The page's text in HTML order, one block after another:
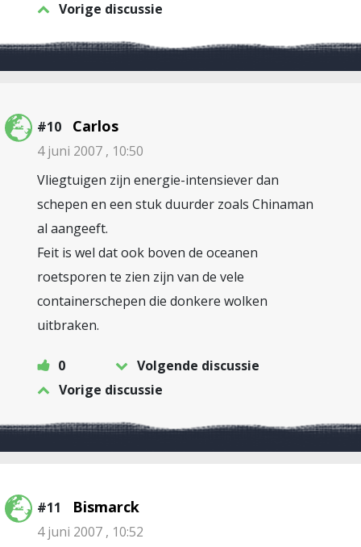
Vorige discussie
#10 Carlos
4 juni 2007 , 10:50
Vliegtuigen zijn energie-intensiever dan
schepen en een stuk duurder zoals Chinaman
al aangeeft.
Feit is wel dat ook boven de oceanen
roetsporen te zien zijn van de vele
containerschepen die donkere wolken
uitbraken.
0
Volgende discussie
Vorige discussie
#11 Bismarck
4 juni 2007 , 10:52